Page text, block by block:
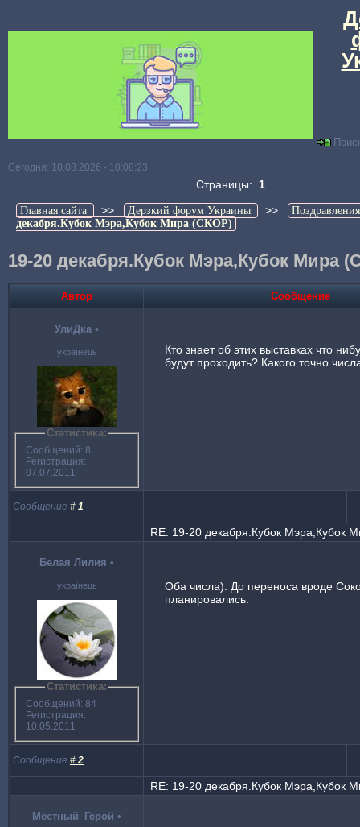
Сегодня: 10.08.2026 - 10:08:23
Страницы: 1
Главная сайта >> Дерзкий форум Украины >>
Поздравления
декабря.Кубок Мэра,Кубок Мира (СКОР)
19-20 декабря.Кубок Мэра,Кубок Мира
Автор Сообщение
УлиДка •
українець
Статистика:
Сообщений: 8
Регистрация:
07.07.2011
Кто знает об этих выставках что
будут проходить? Какого точно
Сообщение # 1
RE: 19-20 декабря.Кубок Мэра,Кубок
Белая Лилия •
українець
Статистика:
Сообщений: 84
Регистрация:
10.05.2011
Оба числа). До переноса вроде
планировались.
Сообщение # 2
RE: 19-20 декабря.Кубок Мэра,Кубок
Местный_Герой •